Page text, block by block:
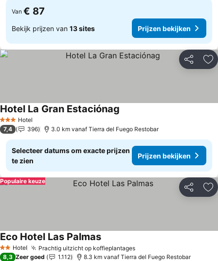
Van € 87
Bekijk prijzen van 13 sites Prijzen bekijken
Delen
3 SterrenHotel
Hotel La Gran Estaciónag
7,4 396 3.0 km vanaf Tierra del Fuego Restobar
Selecteer datums om exacte prijzen
te zien
Prijzen bekijken
Delen
Populaire keuze
2 Sterren
Hotel Prachtig uitzicht op koffieplantages
Eco Hotel Las Palmas
8,3 Zeer goed 1.112 8.3 km vanaf Tierra del Fuego Restobar